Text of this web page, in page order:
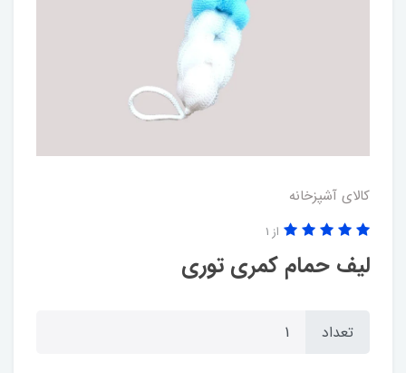
کالای آشپزخانه
لیف حمام کمری توری
از 1
تعداد